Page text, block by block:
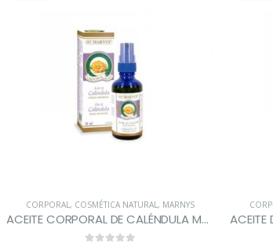
NATURALMENTE BELLA
CORPORAL , COSMÉTICA NATURAL , MARNYS
ACEITE CORPORAL DE CALÉNDULA MARNYS